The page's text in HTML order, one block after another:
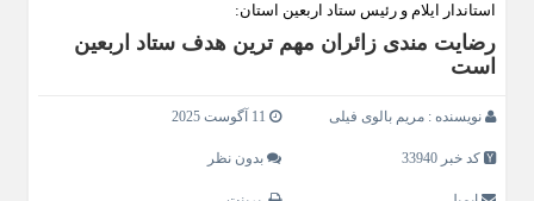
استاندار ایلام و رئیس ستاد اربعین استان:
رضایت‌ مندی زائران مهم‌ ترین هدف ستاد اربعین
است
نویسنده : مریم بالوی فیلی
کد خبر 33940 بدون نظر